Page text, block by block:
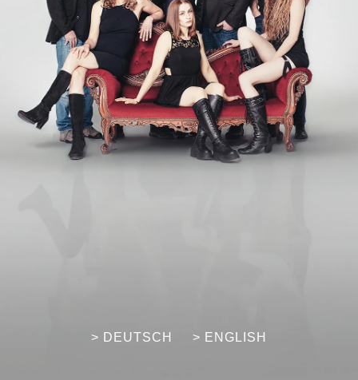
> DEUTSCH > ENGLISH